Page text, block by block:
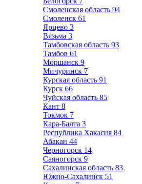
Смоленская область 94
Смоленск 61
Ярцево 3
Вязьма 3
Тамбовская область 93
Тамбов 61
Моршанск 9
Мичуринск 7
Курская область 91
Курск 66
Чуйская область 85
Кант 8
Токмок 7
Кара-Балта 3
Республика Хакасия 84
Абакан 44
Черногорск 14
Саяногорск 9
Сахалинская область 83
Южно-Сахалинск 51